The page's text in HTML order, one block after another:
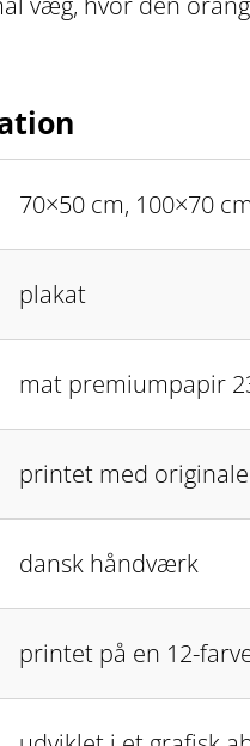
70×50 cm, 100×70
plakat
mat premiumpapir
printet med
dansk håndværk
printet på en 12-